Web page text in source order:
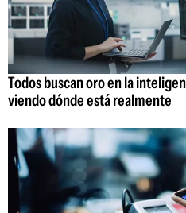
Todos buscan oro en la
viendo dónde está realmente